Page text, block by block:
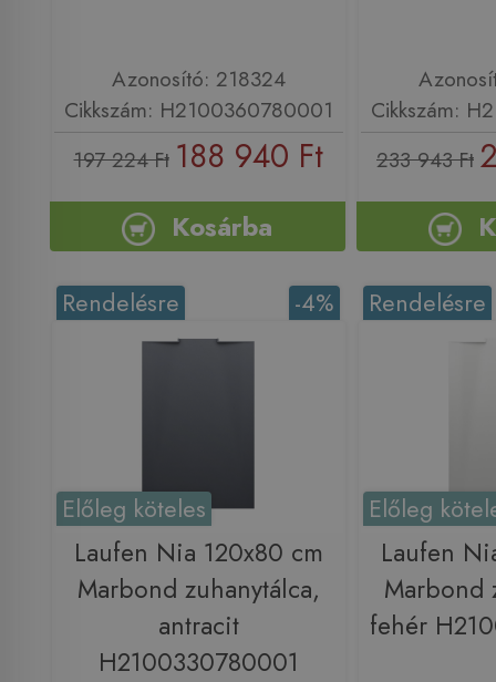
Azonosító: 218324
Cikkszám: H2100360780001
197 224 Ft 188 940 Ft
Kosárba
Cikkszám:
233 943 Ft
-4%
Rendelésre
Előleg köteles
Laufen Nia 120x80 cm
Marbond zuhanytálca,
antracit
H2100330780001
Rendelésre
Előleg
Laufen
Marbond
fehér